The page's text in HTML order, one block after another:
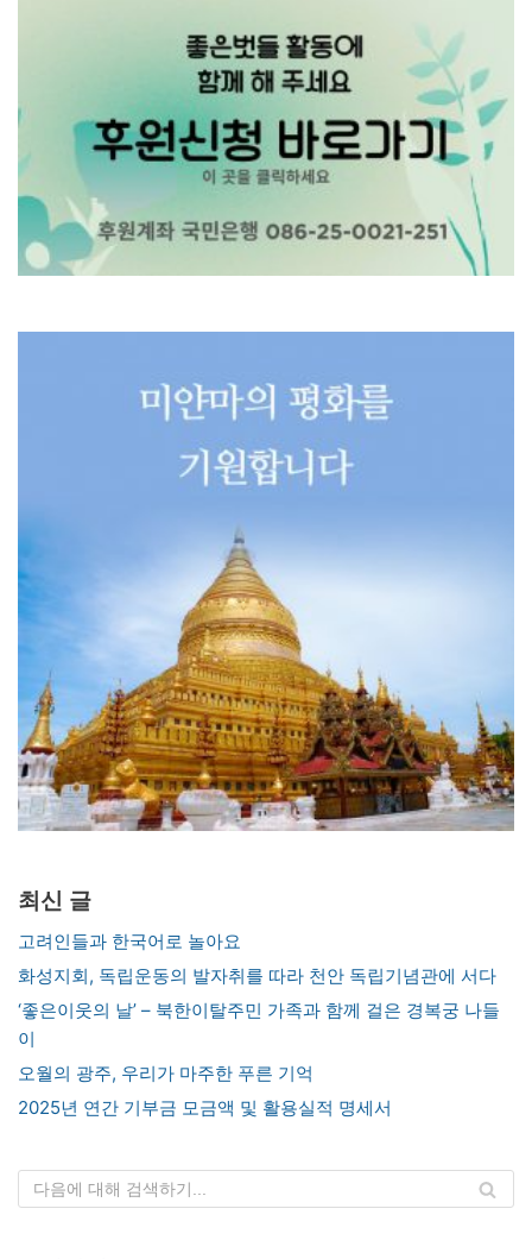
최신 글
고려인들과 한국어로 놀아요
화성지회, 독립운동의 발자취를 따라 천안 독립기념관에 서다
‘좋은이웃의 날’ – 북한이탈주민 가족과 함께 걸은 경복궁 나들
이
오월의 광주, 우리가 마주한 푸른 기억
2025년 연간 기부금 모금액 및 활용실적 명세서